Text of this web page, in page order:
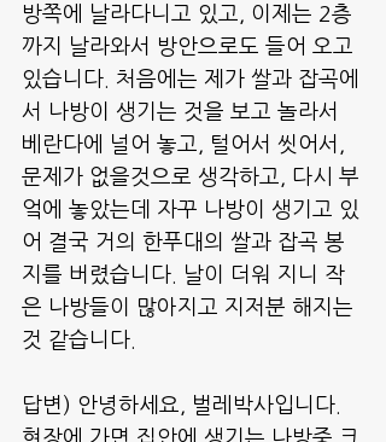
방쪽에 날라다니고 있고, 이제는 2층
까지 날라와서 방안으로도 들어 오고
있습니다. 처음에는 제가 쌀과 잡곡에
서 나방이 생기는 것을 보고 놀라서
베란다에 널어 놓고, 털어서 씻어서,
문제가 없을것으로 생각하고, 다시 부
엌에 놓았는데 자꾸 나방이 생기고 있
어 결국 거의 한푸대의 쌀과 잡곡 봉
지를 버렸습니다. 날이 더워 지니 작
은 나방들이 많아지고 지저분 해지는
것 같습니다.
답변) 안녕하세요, 벌레박사입니다.